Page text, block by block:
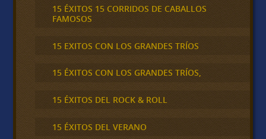
15 ÉXITOS 15 CORRIDOS DE CABALLOS
FAMOSOS
15 EXITOS CON LOS GRANDES TRÍOS
15 ÉXITOS CON LOS GRANDES TRÍOS,
15 ÉXITOS DEL ROCK & ROLL
15 ÉXITOS DEL VERANO